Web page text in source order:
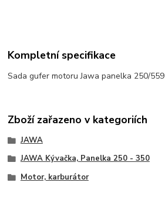
Kompletní specifikace
Sada gufer motoru Jawa panelka 250/559
Zboží zařazeno v kategoriích
JAWA
JAWA Kývačka, Panelka 250 - 350
Motor, karburátor